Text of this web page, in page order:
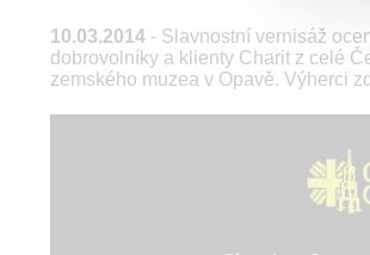
10.03.2014 - Slavnostní vernisáž
dobrovolníky a klienty Charit z celé
zemského muzea v Opavě. Výherci